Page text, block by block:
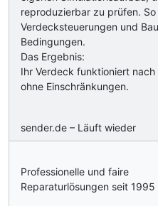
reproduzierbar zu prüfen.
Verdecksteuerungen und
Bedingungen.
Das Ergebnis:
Ihr Verdeck funktioniert
ohne Einschränkungen.
sender.de – Läuft wieder
Professionelle und faire
Reparaturlösungen seit 1995